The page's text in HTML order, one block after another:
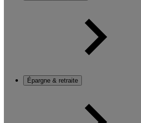
Épargne & retraite